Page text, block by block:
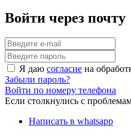
Войти через почту
Я даю согласие на
Забыли пароль?
Войти по номеру телефона
Если столкнулись с
Написать в whatsapp